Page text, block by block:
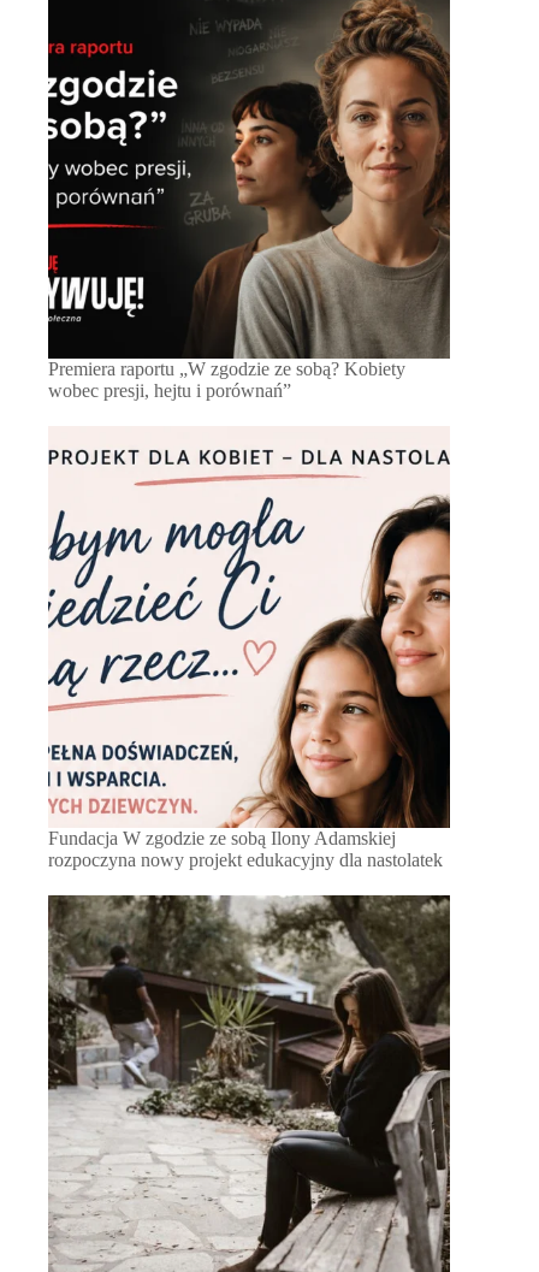
Premiera raportu „W zgodzie ze sobą? Kobiety
wobec presji, hejtu i porównań”
Fundacja W zgodzie ze sobą Ilony Adamskiej
rozpoczyna nowy projekt edukacyjny dla nastolatek